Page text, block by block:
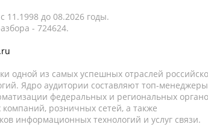
11.1998 до 08.2026 годы.
- 724624.
одной из самых успешных отраслей
Ядро аудитории составляют топ-
федеральных и региональных
розничных сетей, а также
информационных технологий и услуг связи.